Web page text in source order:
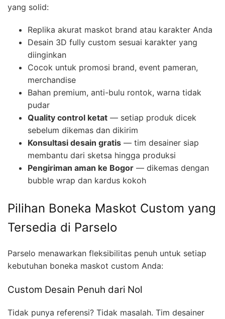
yang solid:
Replika akurat maskot brand atau karakter Anda
Desain 3D fully custom sesuai karakter yang
diinginkan
Cocok untuk promosi brand, event pameran,
merchandise
Bahan premium, anti-bulu rontok, warna tidak
pudar
Quality control ketat — setiap produk dicek
sebelum dikemas dan dikirim
Konsultasi desain gratis — tim desainer siap
membantu dari sketsa hingga produksi
Pengiriman aman ke Bogor — dikemas dengan
bubble wrap dan kardus kokoh
Pilihan Boneka Maskot Custom yang
Tersedia di Parselo
Parselo menawarkan fleksibilitas penuh untuk setiap
kebutuhan boneka maskot custom Anda:
Custom Desain Penuh dari Nol
Tidak punya referensi? Tidak masalah. Tim desainer